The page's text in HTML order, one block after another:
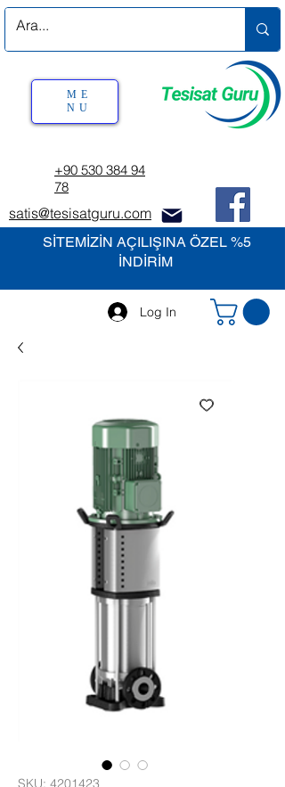
SİTEMİZİN AÇILIŞINA ÖZEL %5
İNDİRİM
+90 530 384 94
78
satis@tesisatguru.com
Log In
ME
NU
SKU: 4201423